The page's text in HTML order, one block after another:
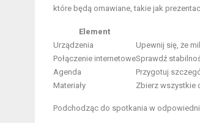
które będą omawiane, takie jak
Element
Urządzenia
Upewnij się, że
Połączenie internetoweSprawdź
Agenda
Przygotuj
Materiały
Zbierz wszystkie
Podchodząc do spotkania w